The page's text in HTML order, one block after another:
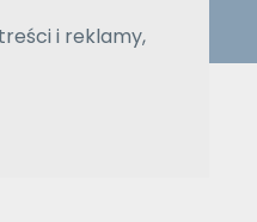
i reklamy,